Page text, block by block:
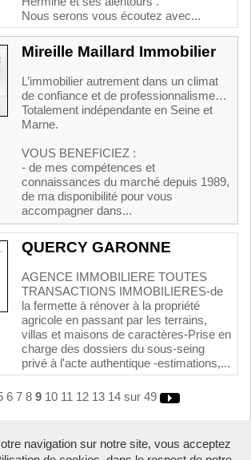
Nous serons vous écoutez avec...
Mireille Maillard Immobilier
L’immobilier autrement dans un climat
de confiance et de professionnalisme…
Totalement indépendante en Seine et
Marne.
VOUS BENEFICIEZ :
- de mes compétences et
connaissances du marché depuis 1989,
de ma disponibilité pour vous
accompagner dans...
QUERCY GARONNE
AGENCE IMMOBILIERE TOUTES
TRANSACTIONS IMMOBILIERES-de
la fermette à rénover à la propriété
agricole en passant par les terrains,
villas et maisons de caractères-Prise en
charge des dossiers du sous-seing
privé à l'acte authentique -estimations,...
6 7 8 9 10 11 12 13 14 sur 49
par Arfooo 2.02 - © 2007 - 2026
navigation sur notre site, vous acceptez